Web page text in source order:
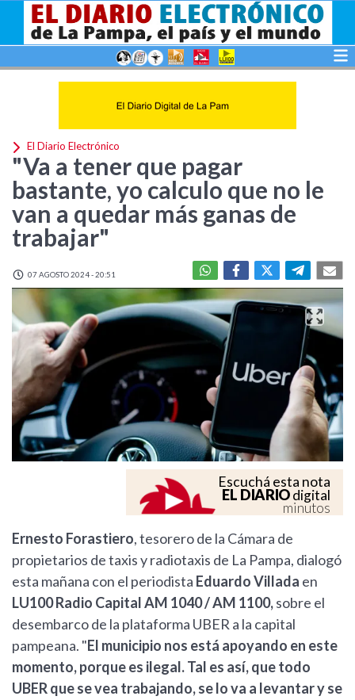
El Diario Electrónico
"Va a tener que pagar
bastante, yo calculo que no le
van a quedar más ganas de
trabajar"
07 AGOSTO 2024 - 20:51
Escuchá esta nota
EL DIARIOdigital
minutos
Ernesto Forastiero, tesorero de la Cámara de
propietarios de taxis y radiotaxis de La Pampa, dialogó
esta mañana con el periodista Eduardo Villada en
LU100 Radio Capital AM 1040 / AM 1100,sobre el
desembarco de la plataforma UBER a la capital
pampeana. "El municipio nos está apoyando en este
momento, porque es ilegal. Tal es así, que todo
UBER que se vea trabajando, se lo va a levantar y se